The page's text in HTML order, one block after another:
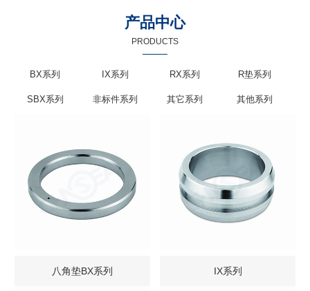
产品中心
PRODUCTS
BX系列 IX系列 RX系列 R垫系列
SBX系列 非标件系列 其它系列 其他系列
八角垫BX系列 IX系列